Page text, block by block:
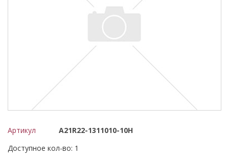
Артикул
А21R22-1311010-10Н
Доступное кол-во: 1